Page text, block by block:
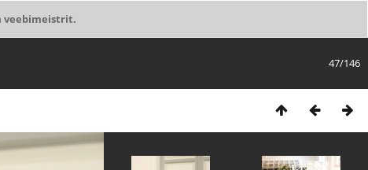
veebimeistrit.
47/146